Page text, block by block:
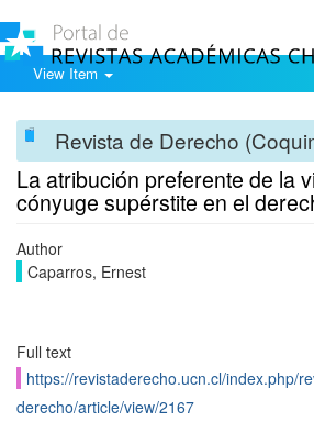
View Item
Revista de Derecho
La atribución preferente de la
cónyuge supérstite en el
Author
Caparros, Ernest
Full text
https://revistaderecho.ucn.cl/index.php/
derecho/article/view/2167